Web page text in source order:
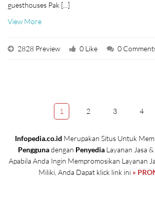
guesthouses Pak [...]
View More
2828 Preview 0 Like 0
1 2 3 4
Infopedia.co.id Merupakan Situs Untuk
Penggunadengan Penyedia Layanan Jasa
Apabila Anda Ingin Mempromosikan Layanan
Miliki, Anda Dapat klick link ini »